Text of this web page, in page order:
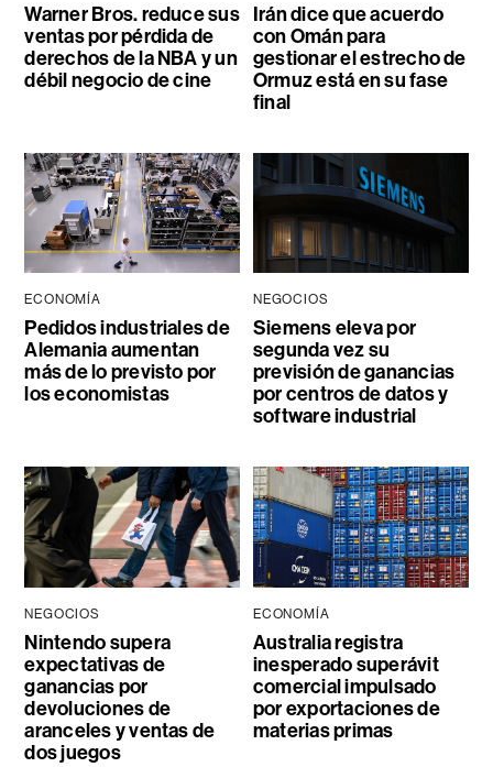
Warner Bros. reduce sus
ventas por pérdida de
derechos de la NBA y un
débil negocio de cine
Irán dice que acuerdo
con Omán para
gestionar el estrecho de
Ormuz está en su fase
final
ECONOMÍA
Pedidos industriales de
Alemania aumentan
más de lo previsto por
los economistas
NEGOCIOS
Siemens eleva por
segunda vez su
previsión de ganancias
por centros de datos y
software industrial
NEGOCIOS
Nintendo supera
expectativas de
ganancias por
devoluciones de
aranceles y ventas de
dos juegos
ECONOMÍA
Australia registra
inesperado superávit
comercial impulsado
por exportaciones de
materias primas